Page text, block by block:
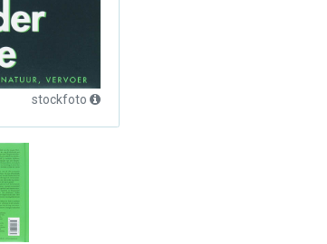
stockfoto